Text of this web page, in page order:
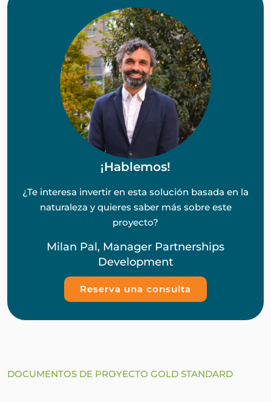
¡Hablemos!
¿Te interesa invertir en esta solución basada en la
naturaleza y quieres saber más sobre este
proyecto?
Milan Pal, Manager Partnerships
Development
Reserva una consulta
DOCUMENTOS DE PROYECTO GOLD STANDARD